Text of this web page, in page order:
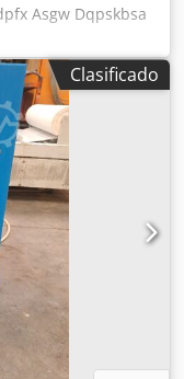
Asgw Dqpskbsa
de
Clasificado